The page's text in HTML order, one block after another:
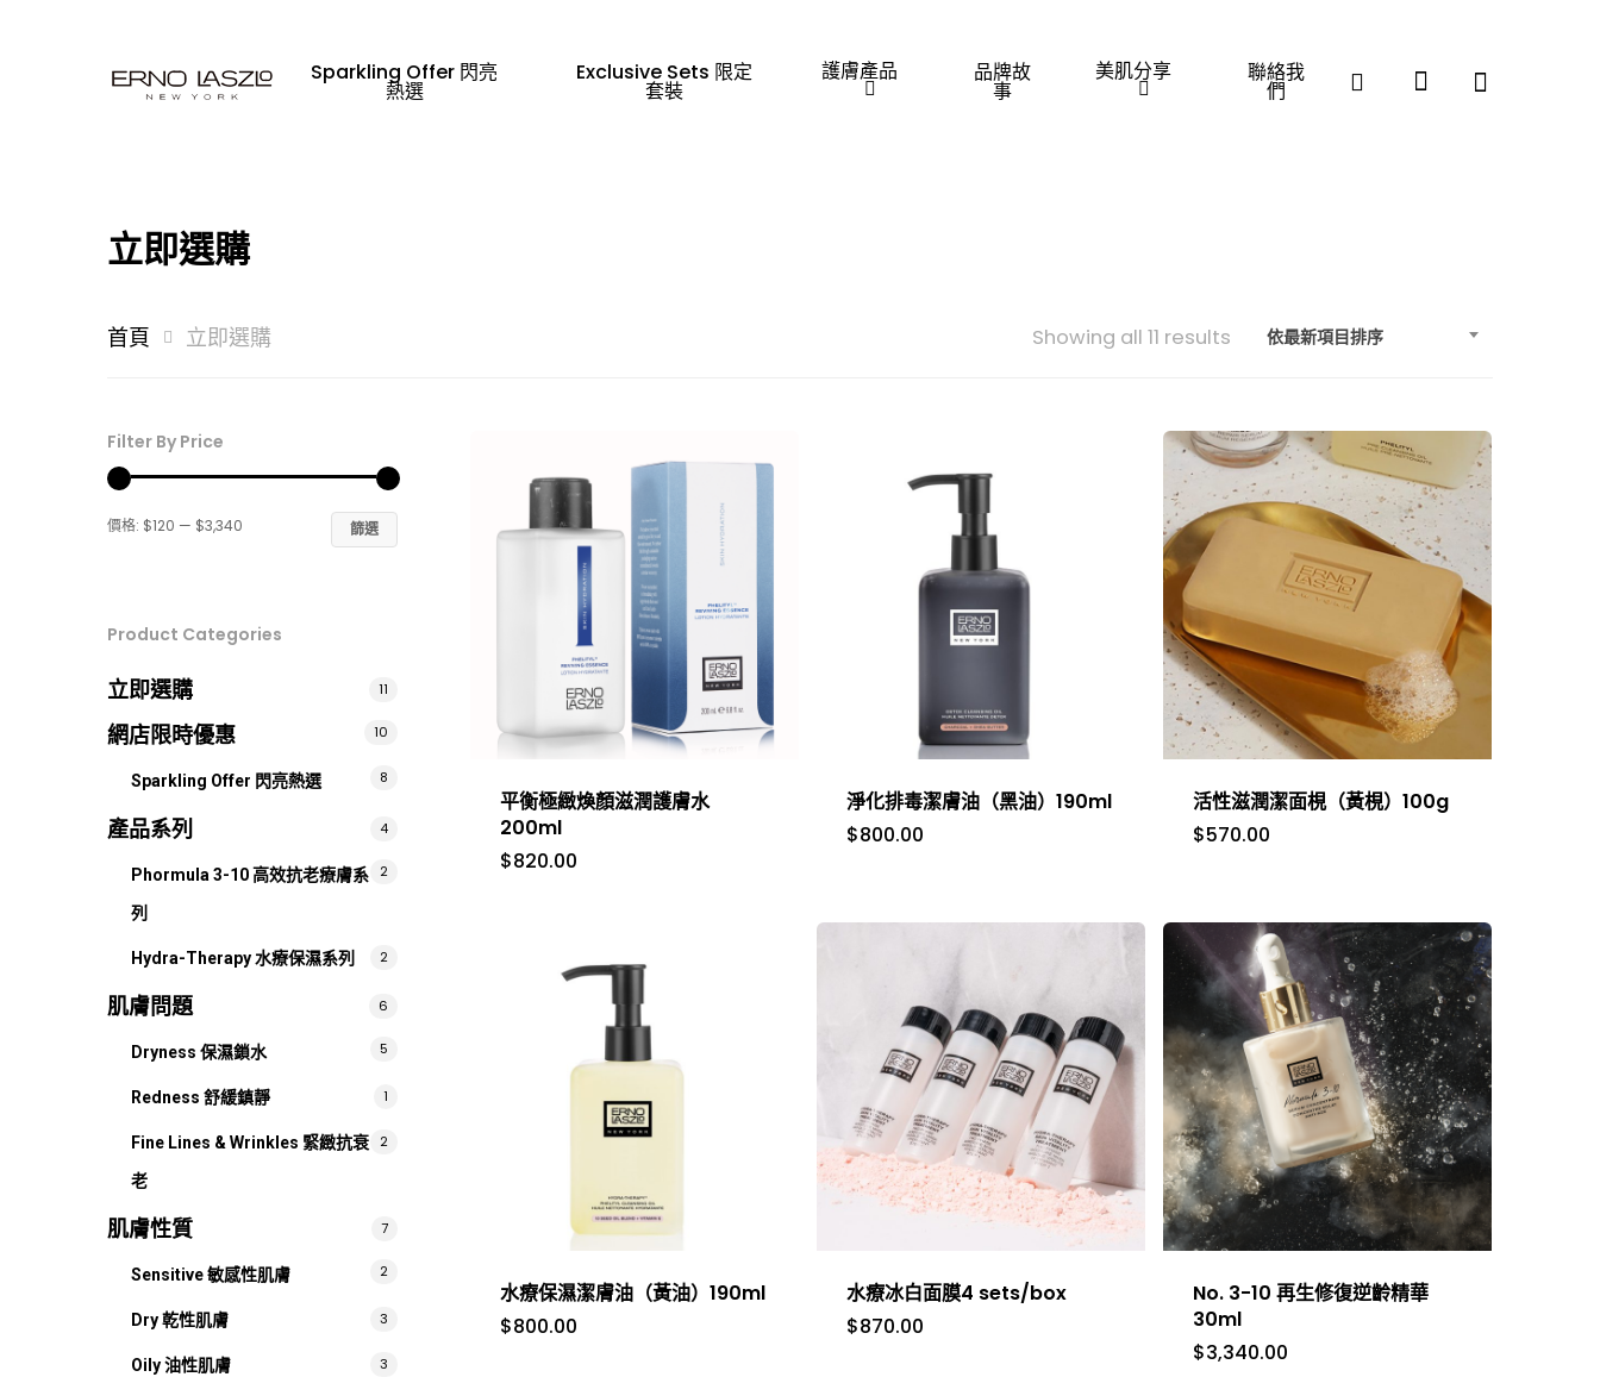
請輸入文字並按「Enter」鍵搜尋，或按「Esc」鍵離開
Sparkling Offer 閃亮
熱選
Exclusive Sets 限定
套裝
護膚產品 品牌故
事
美肌分享 聯絡我
們
立即選購
依最新項目排序
Showing all 11 results Sorted
latest
首頁 立即選購
Filter By Price
最
最
篩選
價格: $120 — $3,340
Product Categories
立即選購 11
網店限時優惠 10
Sparkling Offer 閃亮熱選 8
產品系列 4
Phormula 3-10 高效抗老療膚系
列
2
Hydra-Therapy 水療保濕系列 2
肌膚問題 6
Dryness 保濕鎖水 5
Redness 舒緩鎮靜 1
Fine Lines & Wrinkles 緊緻抗衰
老
2
肌膚性質 7
Sensitive 敏感性肌膚 2
Dry 乾性肌膚 3
Oily 油性肌膚 3
平衡極緻煥顏滋潤護膚水
200ml
$820.00
淨化排毒潔膚油（黑油）190ml
$800.00
活性滋潤潔面梘（黃梘）100g
$570.00
水療保濕潔膚油（黃油）190ml
$800.00
水療冰白面膜4 sets/box
$870.00
No. 3-10 再生修復逆齡精華
30ml
$3,340.00